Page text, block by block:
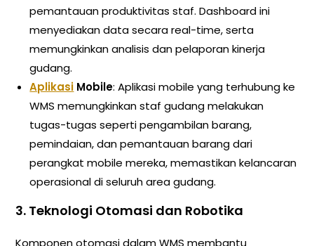
pemantauan produktivitas staf. Dashboard ini
menyediakan data secara real-time, serta
memungkinkan analisis dan pelaporan kinerja
gudang.
Aplikasi Mobile: Aplikasi mobile yang terhubung ke
WMS memungkinkan staf gudang melakukan
tugas-tugas seperti pengambilan barang,
pemindaian, dan pemantauan barang dari
perangkat mobile mereka, memastikan kelancaran
operasional di seluruh area gudang.
3. Teknologi Otomasi dan Robotika
Komponen otomasi dalam WMS membantu